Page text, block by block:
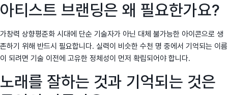
아티스트 브랜딩은 왜 필요한가요?
가창력 상향평준화 시대에 단순 기술자가 아닌 대체 불가능한 아이콘으로 생
존하기 위해 반드시 필요합니다. 실력이 비슷한 수천 명 중에서 기억되는 이름
이 되려면 기술 이전에 고유한 정체성이 먼저 확립되어야 합니다.
노래를 잘하는 것과 기억되는 것은